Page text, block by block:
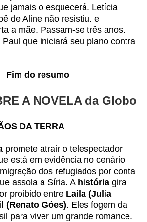
jamais o esquecerá. Letícia
de Aline não resistiu, e
a mãe. Passam-se três anos.
Paul que iniciará seu plano contra
Fim do resumo
A NOVELA da Globo
DA TERRA
promete atrair o telespectador
está em evidência no cenário
dos refugiados por conta
assola a Síria. A história gira
proibido entre Laila (Julia
(Renato Góes). Eles fogem da
para viver um grande romance.